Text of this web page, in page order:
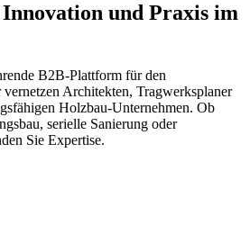
Innovation und Praxis im
B2B-Plattform für den
Architekten, Tragwerksplaner
Holzbau-Unternehmen. Ob
serielle Sanierung oder
Sie Expertise.